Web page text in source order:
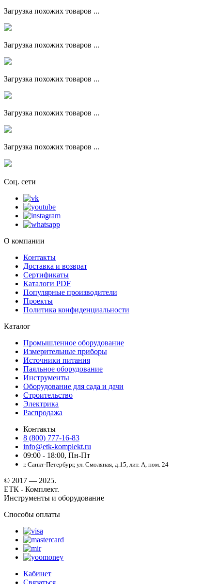
Загрузка похожих товаров ...
Загрузка похожих товаров ...
Загрузка похожих товаров ...
Загрузка похожих товаров ...
Загрузка похожих товаров ...
Соц. сети
О компании
Контакты
Доставка и возврат
Сертификаты
Каталоги PDF
Популярные производители
Проекты
Политика конфиденциальности
Каталог
Промышленное оборудование
Измерительные приборы
Источники питания
Паяльное оборудование
Инструменты
Оборудование для сада и дачи
Строительство
Электрика
Распродажа
Контакты
8 (800) 777-16-83
info@etk-komplekt.ru
09:00 - 18:00, Пн-Пт
г. Санкт-Петербург, ул. Смоляная, д.15, лит. А, пом. 24
© 2017 — 2025.
ЕТК - Комплект.
Инструменты и оборудование
Способы оплаты
Кабинет
Связаться